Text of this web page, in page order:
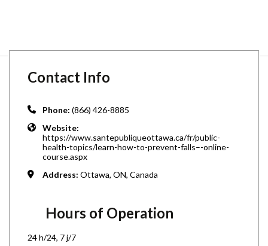
Contact Info
Phone: (866) 426-8885
Website:
https://www.santepubliqueottawa.ca/fr/public-
health-topics/learn-how-to-prevent-falls–-online-
course.aspx
Address: Ottawa, ON, Canada
Hours of Operation
24 h/24, 7 j/7